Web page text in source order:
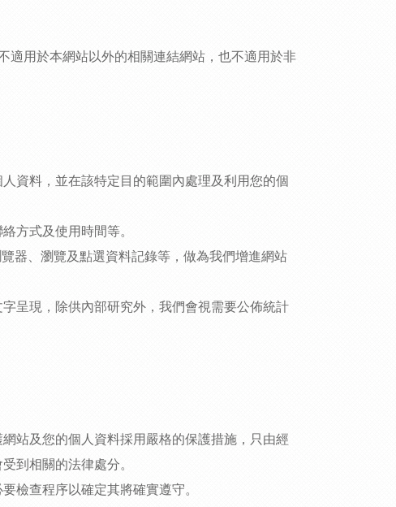
適用於本網站以外的相關連結網站，也不適用於非
資料，並在該特定目的範圍內處理及利用您的個
方式及使用時間等。
器、瀏覽及點選資料記錄等，做為我們增進網站
呈現，除供內部研究外，我們會視需要公佈統計
站及您的個人資料採用嚴格的保護措施，只由經
到相關的法律處分。
檢查程序以確定其將確實遵守。